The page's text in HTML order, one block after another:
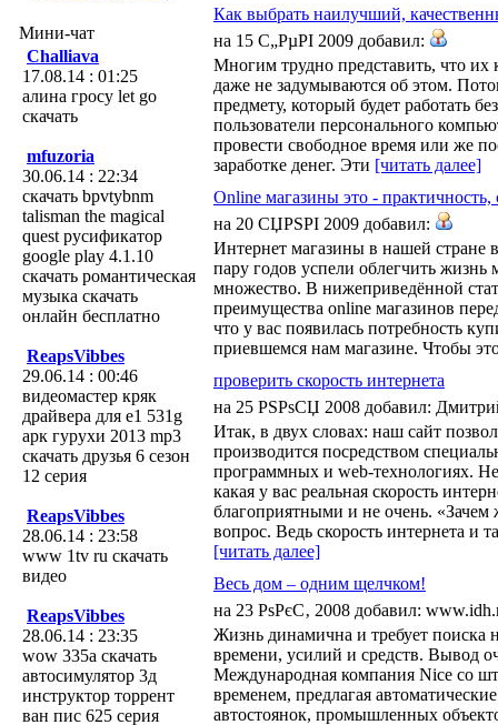
Мини-чат
Challiava
17.08.14 : 01:25
алина гросу let go
скачать
mfuzoria
30.06.14 : 22:34
скачать bpvtybnm
talisman the magical
quest русификатор
google play 4.1.10
скачать романтическая
музыка скачать
онлайн бесплатно
ReapsVibbes
29.06.14 : 00:46
видеомастер кряк
драйвера для e1 531g
арк гурухи 2013 mp3
скачать друзья 6 сезон
12 серия
ReapsVibbes
28.06.14 : 23:58
www 1tv ru скачать
видео
ReapsVibbes
28.06.14 : 23:35
wow 335а скачать
автосимулятор 3д
инструктор торрент
ван пис 625 серия
Как выбрать наилучший,
на 15 С„РµРІ 2009 добавил:
Многим трудно представить, что их
даже не задумываются об этом.
предмету, который будет работать
пользователи персонального
провести свободное время или же
заработке денег. Эти [читать далее]
Online магазины это - практичность,
на 20 СЏРЅРІ 2009 добавил:
Интернет магазины в нашей стране
пару годов успели облегчить
множество. В нижеприведённой
преимущества оnline магазинов
что у вас появилась потребность
приевшемся нам магазине. Чтобы
проверить скорость интернета
на 25 РЅРѕСЏ 2008 добавил:
Итак, в двух словах: наш сайт
производится посредством
программных и web-технологиях.
какая у вас реальная скорость
благоприятными и не очень.
вопрос. Ведь скорость интернета и
[читать далее]
Весь дом – одним щелчком!
на 23 РѕРєС‚ 2008 добавил:
Жизнь динамична и требует
времени, усилий и средств. Вывод
Международная компания Nice со
временем, предлагая
автостоянок, промышленных